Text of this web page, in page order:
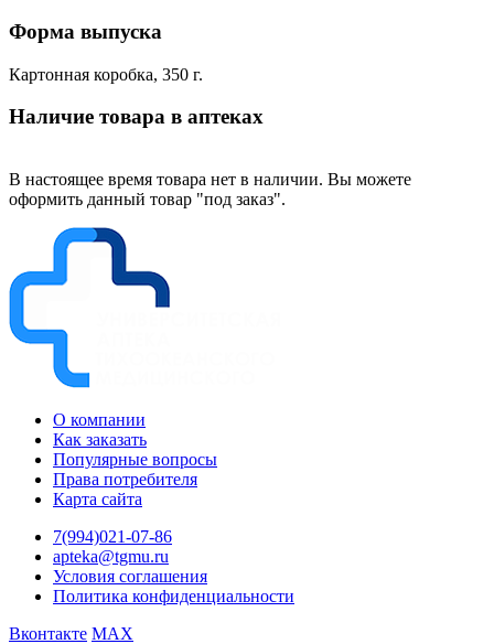
Форма выпуска
Картонная коробка, 350 г.
Наличие товара в аптеках
В настоящее время товара нет в наличии. Вы можете
оформить данный товар "под заказ".
О компании
Как заказать
Популярные вопросы
Права потребителя
Карта сайта
7(994)021-07-86
apteka@tgmu.ru
Условия соглашения
Политика конфиденциальности
Вконтакте MAX